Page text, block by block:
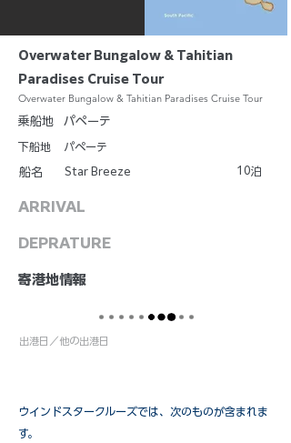
Overwater Bungalow & Tahitian
Paradises Cruise Tour
Overwater Bungalow & Tahitian Paradises Cruise Tour
乗船地
下船地
船名
パペーテ
パペーテ
Star Breeze 10泊
ARRIVAL
DEPRATURE
​寄港地情報
出港日／他の出港日
ウインドスタークルーズでは、次のものが含まれま
す。